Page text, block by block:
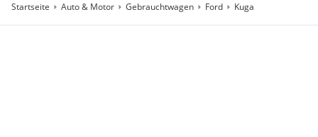
Startseite
Auto & Motor Gebrauchtwagen Ford Kuga